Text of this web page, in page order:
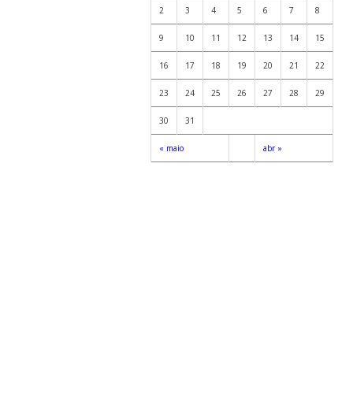
« maio abr »
2 3 4 5 6 7 8
9 10 11 12 13 14 15
16 17 18 19 20 21 22
23 24 25 26 27 28 29
30 31